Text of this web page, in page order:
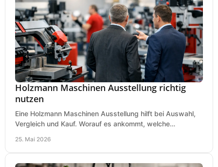
Holzmann Maschinen Ausstellung richtig
nutzen
Eine Holzmann Maschinen Ausstellung hilft bei Auswahl,
Vergleich und Kauf. Worauf es ankommt, welche
25. Mai 2026